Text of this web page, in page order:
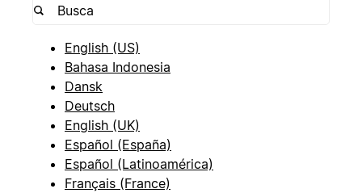
English (US)
Bahasa Indonesia
Dansk
Deutsch
English (UK)
Español (España)
Español (Latinoamérica)
Français (France)